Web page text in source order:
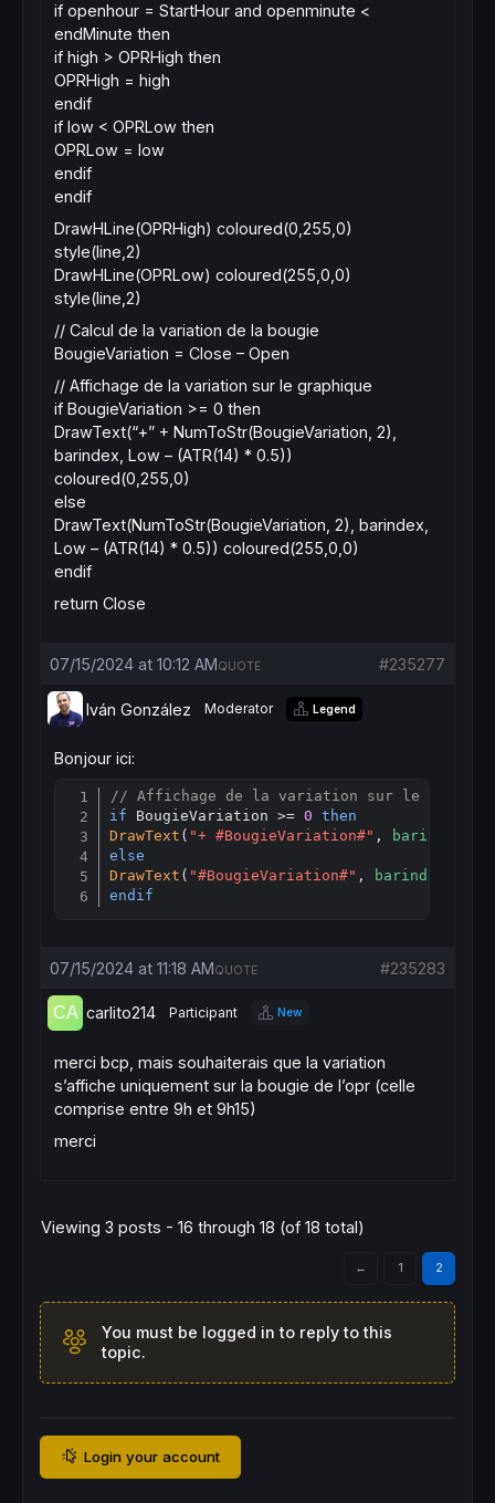
if openhour = StartHour and openminute <
endMinute then
if high > OPRHigh then
OPRHigh = high
endif
if low < OPRLow then
OPRLow = low
endif
endif
DrawHLine(OPRHigh) coloured(0,255,0)
style(line,2)
DrawHLine(OPRLow) coloured(255,0,0)
style(line,2)
// Calcul de la variation de la bougie
BougieVariation = Close – Open
// Affichage de la variation sur le graphique
if BougieVariation >= 0 then
DrawText(“+” + NumToStr(BougieVariation, 2),
barindex, Low – (ATR(14) * 0.5))
coloured(0,255,0)
else
DrawText(NumToStr(BougieVariation, 2), barindex,
Low – (ATR(14) * 0.5)) coloured(255,0,0)
endif
return Close
07/15/2024 at 10:12 AM #235277
QUOTE
Iván González Moderator Legend
Bonjour ici:
// Affichage de la variation sur le
if BougieVariation >= 0
then
DrawText ( "+ #BougieVariation#" , barindex
else
DrawText ( "#BougieVariation#" , barindex
endif
07/15/2024 at 11:18 AM #235283
QUOTE
carlito214 Participant New
merci bcp, mais souhaiterais que la variation
s’affiche uniquement sur la bougie de l’opr (celle
comprise entre 9h et 9h15)
merci
Viewing 3 posts - 16 through 18 (of 18 total)
← 1 2
You must be logged in to reply to this
topic.
Login your account